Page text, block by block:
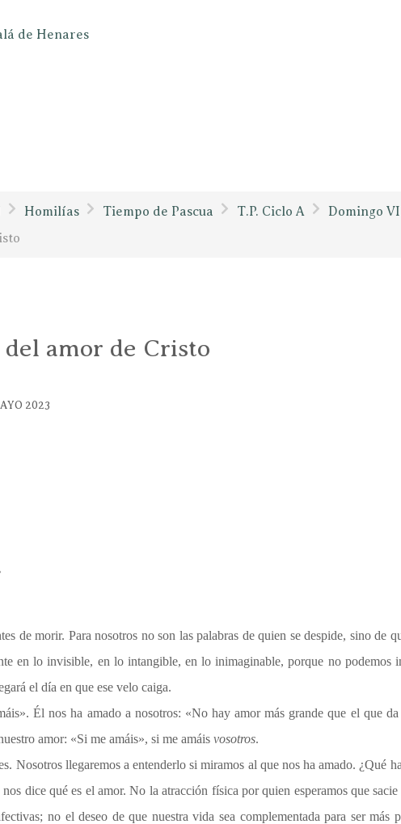
de Henares
Homilías Tiempo de Pascua T.P. Ciclo A
Domingo VI
amor de Cristo
2023
de morir. Para nosotros no son las palabras de quien se despide, sino de
en lo invisible, en lo intangible, en lo inimaginable, porque no podemos
el día en que ese velo caiga.
Él nos ha amado a nosotros: «No hay amor más grande que el que
amor: «Si me amáis», si me amáis vosotros.
Nosotros llegaremos a entenderlo si miramos al que nos ha amado. ¿Qué
dice qué es el amor. No la atracción física por quien esperamos que
no el deseo de que nuestra vida sea complementada para ser